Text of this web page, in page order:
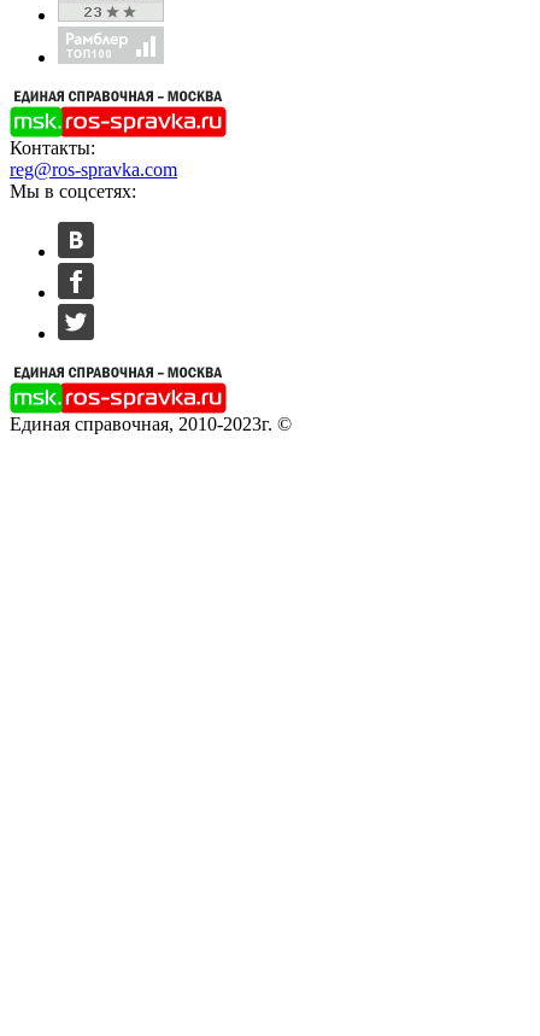
Контакты:
reg@ros-spravka.com
Мы в соцсетях:
Единая справочная, 2010-2023г. ©